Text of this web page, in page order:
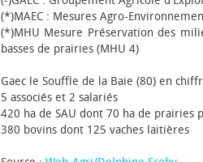
(*)MAEC : Mesures Agro-
(*)MHU Mesure Préservation des
basses de prairies (MHU 4)
Gaec le Souffle de la Baie (80) en
5 associés et 2 salariés
420 ha de SAU dont 70 ha de prairies
380 bovins dont 125 vaches laitières